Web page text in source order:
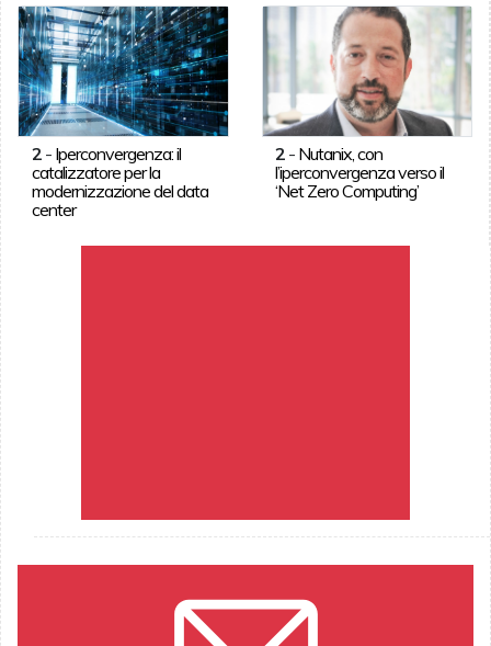
2- Iperconvergenza: il
catalizzatore per la
modernizzazione del data
center
2 - Nutanix, con
l’iperconvergenza verso il
‘Net Zero Computing’